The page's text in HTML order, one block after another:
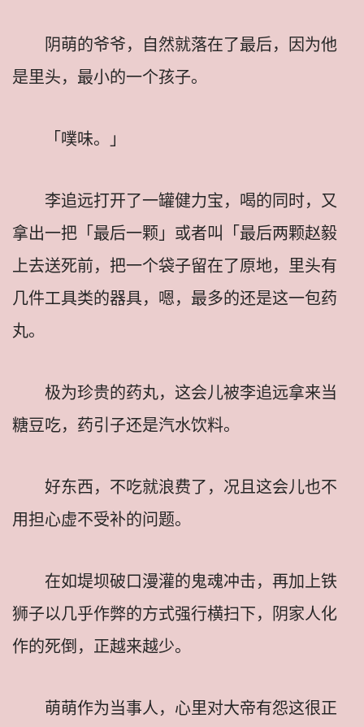
阴萌的爷爷，自然就落在了最后，因为他
是里头，最小的一个孩子。
「噗味。」
李追远打开了一罐健力宝，喝的同时，又
拿出一把「最后一颗」或者叫「最后两颗赵毅
上去送死前，把一个袋子留在了原地，里头有
几件工具类的器具，嗯，最多的还是这一包药
丸。
极为珍贵的药丸，这会儿被李追远拿来当
糖豆吃，药引子还是汽水饮料。
好东西，不吃就浪费了，况且这会儿也不
用担心虚不受补的问题。
在如堤坝破口漫灌的鬼魂冲击，再加上铁
狮子以几乎作弊的方式强行横扫下，阴家人化
作的死倒，正越来越少。
萌萌作为当事人，心里对大帝有怨这很正